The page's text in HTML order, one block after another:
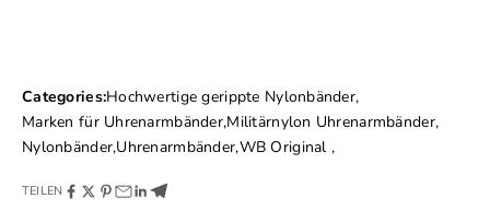
Categories:Hochwertige gerippte Nylonbänder,
Marken für Uhrenarmbänder,Militärnylon Uhrenarmbänder,
Nylonbänder,Uhrenarmbänder,WB Original ,
TEILEN